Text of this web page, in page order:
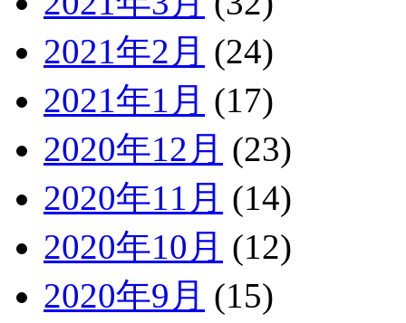
2021年2月 (24)
2021年1月 (17)
2020年12月 (23)
2020年11月 (14)
2020年10月 (12)
2020年9月 (15)